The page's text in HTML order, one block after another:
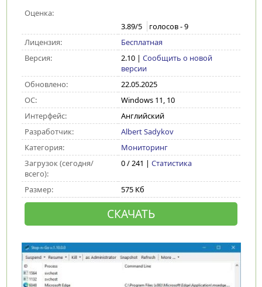
Оценка:
3.89/5 голосов -9
Лицензия:
Бесплатная
Версия:
2.10| Сообщить о новой
версии
Обновлено:
22.05.2025
ОС:
Windows 11, 10
Интерфейс:
Английский
Разработчик:
Albert Sadykov
Категория:
Мониторинг
Загрузок (сегодня/
всего):
0 / 241 | Статистика
Размер: 575 Кб
СКАЧАТЬ